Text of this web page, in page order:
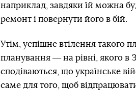
наприклад, завдяки їй можна
ремонт і повернути його в бій.
Утім, успішне втілення такого
планування ― на рівні, якого в
сподіваються, що українське
саме для того, щоб